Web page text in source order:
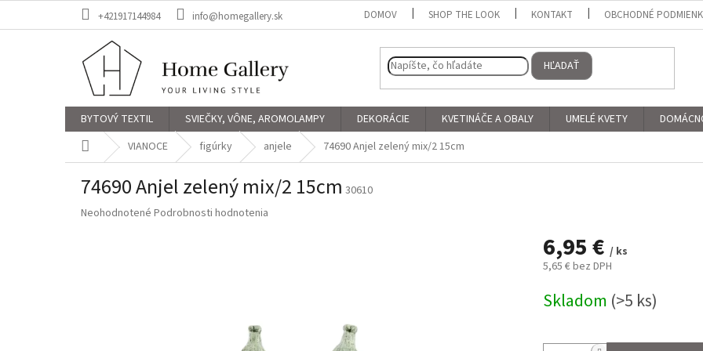
+421917144984 info@homegallery.sk DOMOV SHOP THE LOOK KONTAKT OBCHODNÉ
HĽADAŤ
BYTOVÝ TEXTIL SVIEČKY, VÔNE, AROMOLAMPY DEKORÁCIE KVETINÁČE A OBALY UMELÉ KVETY
DomovVIANOCE figúrky anjele 74690 Anjel zelený mix/2 15cm
74690 Anjel zelený mix/2 15cm 30610
Priemerné
Neohodnotené Podrobnosti hodnotenia
6,95 € / ks
5,65 € bez DPH
cena:
Skladom (>5 ks)